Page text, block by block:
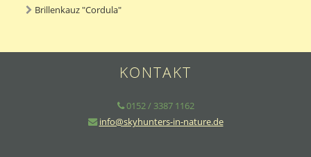
Brillenkauz "Cordula"
KONTAKT
0152 / 3387 1162
info@skyhunters-in-nature.de